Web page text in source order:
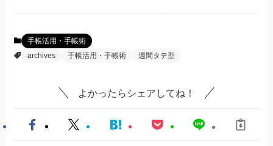
手帳活用・手帳術
archives
手帳活用・手帳術 週間タテ型
よかったらシェアしてね！